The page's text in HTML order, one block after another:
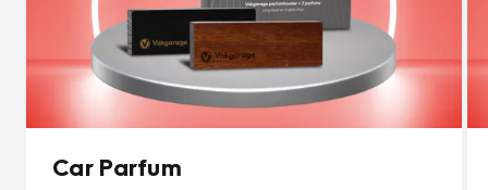
Car Parfum